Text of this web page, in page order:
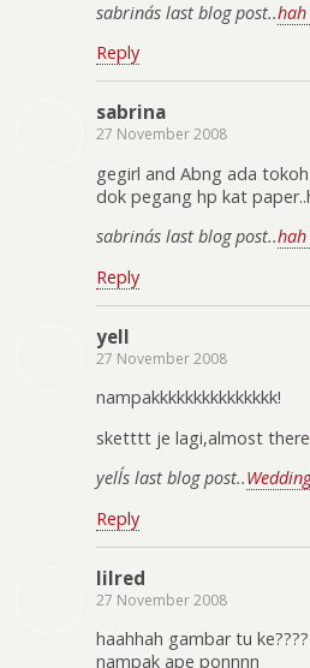
sabrina´s last blog post..
Reply
sabrina
27 November 2008
gegirl and Abng ada
dok pegang hp kat
sabrina´s last blog post..
Reply
yell
27 November 2008
nampakkkkkkkkkkkkkkk!
sketttt je lagi,almost there
yell´s last blog post..
Reply
lilred
27 November 2008
haahhah gambar tu
nampak ape ponnnn